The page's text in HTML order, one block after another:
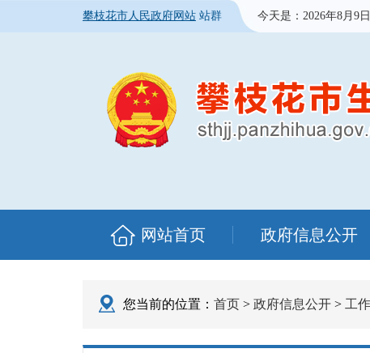
攀枝花市人民政府网站 站群 今天是： 2026年8月9
网站首页 政府信息公开
您当前的位置： 首页 > 政府信息公开 > 工